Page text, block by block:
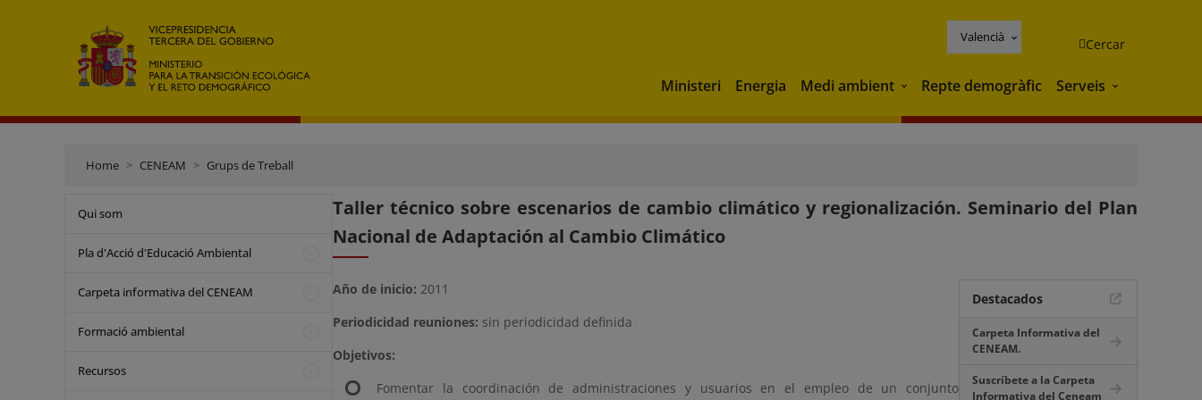
Valencià Cercar
Ministeri Energia Medi ambient Medi ambient
Repte demogràfic Serveis Serveis
Home CENEAM Grups de Treball
Qui som
Pla d'Acció d'Educació Ambiental
Carpeta informativa del CENEAM
Formació ambiental
Recursos
Taller técnico sobre escenarios de cambio climático y regionalización. Seminario del Plan
Nacional de Adaptación al Cambio Climático
Año de inicio: 2011
Periodicidad reuniones: sin periodicidad definida
Objetivos:
Fomentar la coordinación de administraciones y usuarios en el empleo de un conjunto
Destacados
Carpeta Informativa del
CENEAM.
Suscríbete a la Carpeta
Informativa del Ceneam